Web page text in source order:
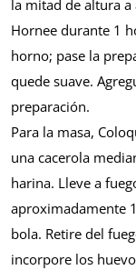
la mitad de altura
Hornee durante 1
horno; pase la
quede suave.
preparación.
Para la masa,
una cacerola
harina. Lleve a
aproximadamente
bola. Retire del
incorpore los